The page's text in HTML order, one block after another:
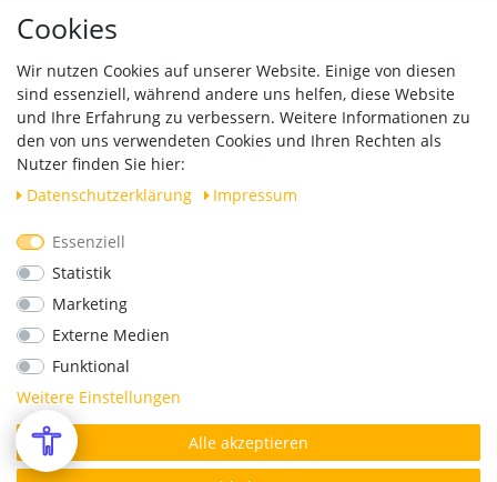
Cookies
Wir nutzen Cookies auf unserer Website. Einige von diesen
sind essenziell, während andere uns helfen, diese Website
und Ihre Erfahrung zu verbessern. Weitere Informationen zu
den von uns verwendeten Cookies und Ihren Rechten als
Nutzer finden Sie hier:
Daten­schutz­erklärung
Impressum
Essenziell
Statistik
Marketing
Externe Medien
Funktional
Weitere Einstellungen
Alle akzeptieren
Händleranfragen B2B
Widerrufsrecht
Vertrag widerrufen
Versand
Geprüfte Sicherheit
*Alle Preise verstehen sich inkl. MwSt. zzgl. Versandkosten.
© Copyright 2026 | Alle Rechte vorbehalten.